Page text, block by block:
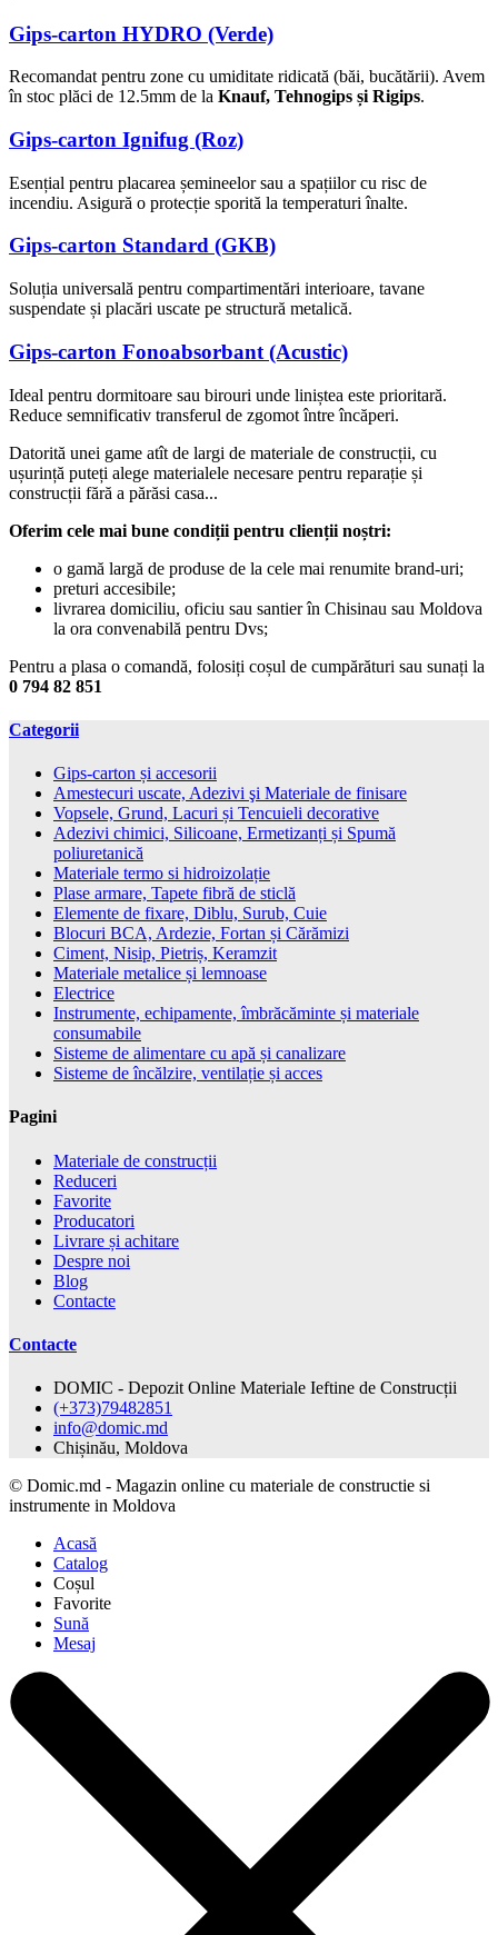
Gips-carton HYDRO (Verde)
Recomandat pentru zone cu umiditate ridicată (băi, bucătării). Avem
în stoc plăci de 12.5mm de la Knauf, Tehnogips și Rigips.
Gips-carton Ignifug (Roz)
Esențial pentru placarea șemineelor sau a spațiilor cu risc de
incendiu. Asigură o protecție sporită la temperaturi înalte.
Gips-carton Standard (GKB)
Soluția universală pentru compartimentări interioare, tavane
suspendate și placări uscate pe structură metalică.
Gips-carton Fonoabsorbant (Acustic)
Ideal pentru dormitoare sau birouri unde liniștea este prioritară.
Reduce semnificativ transferul de zgomot între încăperi.
Datorită unei game atît de largi de materiale de construcții, cu
ușurință puteți alege materialele necesare pentru reparație și
construcții fără a părăsi casa...
Oferim cele mai bune condiții pentru clienții noștri:
o gamă largă de produse de la cele mai renumite brand-uri;
preturi accesibile;
livrarea domiciliu, oficiu sau santier în Chisinau sau Moldova
la ora convenabilă pentru Dvs;
Pentru a plasa o comandă, folosiți coșul de cumpărături sau sunați la
0 794 82 851
Categorii
Gips-carton și accesorii
Amestecuri uscate, Adezivi şi Materiale de finisare
Vopsele, Grund, Lacuri și Tencuieli decorative
Adezivi chimici, Silicoane, Ermetizanți și Spumă
poliuretanică
Materiale termo si hidroizolație
Plase armare, Tapete fibră de sticlă
Elemente de fixare, Diblu, Surub, Cuie
Blocuri BCA, Ardezie, Fortan și Cărămizi
Ciment, Nisip, Pietriș, Keramzit
Materiale metalice și lemnoase
Electrice
Instrumente, echipamente, îmbrăcăminte și materiale
consumabile
Sisteme de alimentare cu apă și canalizare
Sisteme de încălzire, ventilație și acces
Pagini
Materiale de construcții
Reduceri
Favorite
Producatori
Livrare și achitare
Despre noi
Blog
Contacte
Contacte
DOMIC - Depozit Online Materiale Ieftine de Construcții
(+373)79482851
info@domic.md
Chișinău, Moldova
© Domic.md - Magazin online cu materiale de constructie si
instrumente in Moldova
Acasă
Catalog
Coșul
Favorite
Sună
Mesaj